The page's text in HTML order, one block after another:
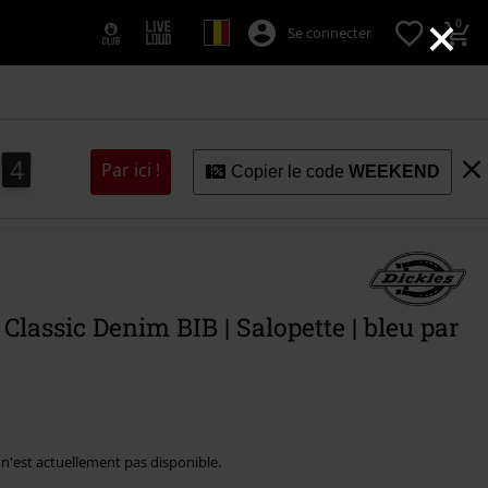
×
Se connecter 0
1
2
1
3
2 Par ici ! Copier le codeWEEKEND
Denim BIB | Salopette | bleu par
actuellement pas disponible.